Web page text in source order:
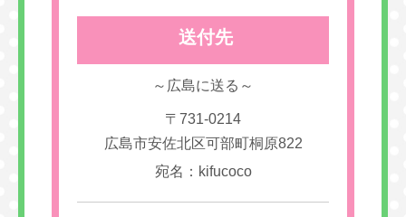
送付先
～広島に送る～
〒731-0214
広島市安佐北区可部町桐原822
宛名：kifucoco